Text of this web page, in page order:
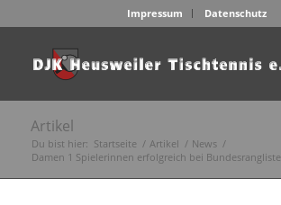
Impressum Datenschutz
Artikel
Du bist hier: Startseite / Artikel / News /
Damen 1 Spielerinnen erfolgreich bei